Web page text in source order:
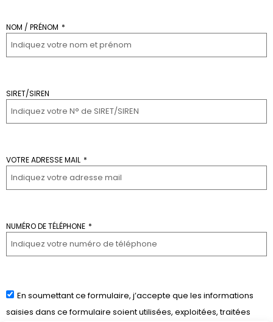
NOM / PRÉNOM
SIRET/SIREN
VOTRE ADRESSE MAIL
NUMÉRO DE TÉLÉPHONE
En soumettant ce formulaire, j’accepte que les informations
saisies dans ce formulaire soient utilisées, exploitées, traitées